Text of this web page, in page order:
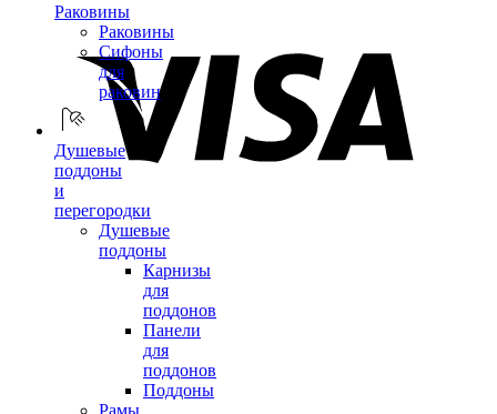
Раковины
Раковины
Сифоны
для
раковин
Душевые
поддоны
и
перегородки
Душевые
поддоны
Карнизы
для
поддонов
Панели
для
поддонов
Поддоны